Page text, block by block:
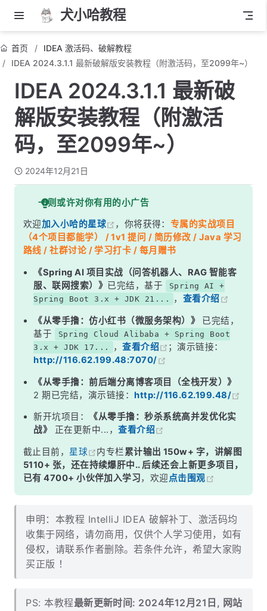
犬小哈教程
首页
IDEA 激活码、破解教程
IDEA 2024.3.1.1 最新破解版安装教程（附激活码，至2099年~）
IDEA 2024.3.1.1 最新破
解版安装教程（附激活
码，至2099年~）
2024年12月21日
一则或许对你有用的小广告
欢迎加入小哈的星球 ，你将获得： 专属的实战项目
（4个项目都能学） / 1v1 提问 / 简历修改 / Java 学习
路线 / 社群讨论 / 学习打卡 / 每月赠书
《Spring AI 项目实战（问答机器人、RAG 智能客
服、联网搜索）》 已完结，基于
Spring AI +
Spring Boot 3.x + JDK 21...
， 查看介绍
《从零手撸：仿小红书（微服务架构）》
已完结，
基于
Spring Cloud Alibaba + Spring Boot
3.x + JDK 17...
，查看介绍
；演示链接：
http://116.62.199.48:7070/
《从零手撸：前后端分离博客项目（全栈开发）》
2 期已完结，演示链接：http://116.62.199.48/
新开坑项目：
《从零手撸：秒杀系统高并发优化实
战》
正在更新中...，查看介绍
截止目前， 星球 内专栏累计输出 150w+ 字，讲解图
5110+ 张，还在持续爆肝中.. 后续还会上新更多项目，
已有 4700+ 小伙伴加入学习，欢迎点击围观
申明：本教程 IntelliJ IDEA 破解补丁、激活码均
收集于网络，请勿商用，仅供个人学习使用，如有
侵权，请联系作者删除。若条件允许，希望大家购
买正版 ！
PS: 本教程最新更新时间: 2024年12月21日, 网站